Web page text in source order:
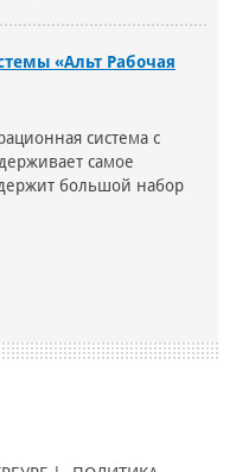
«Альт Рабочая
система с
самое
большой набор